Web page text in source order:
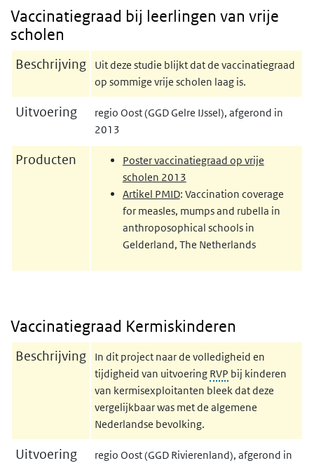
Vaccinatiegraad bij leerlingen van vrije
scholen
Beschrijving
Uit deze studie blijkt dat de vaccinatiegraad
op sommige vrije scholen laag is.
Uitvoering
regio Oost (GGD Gelre IJssel), afgerond in
2013
Producten
Poster vaccinatiegraad op vrije
scholen 2013
Artikel PMID: Vaccination coverage
for measles, mumps and rubella in
anthroposophical schools in
Gelderland, The Netherlands
Vaccinatiegraad Kermiskinderen
Beschrijving
In dit project naar de volledigheid en
tijdigheid van uitvoering RVP bij kinderen
van kermisexploitanten bleek dat deze
vergelijkbaar was met de algemene
Nederlandse bevolking.
Uitvoering
regio Oost (GGD Rivierenland), afgerond in